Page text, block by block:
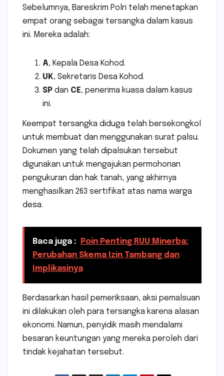
Sebelumnya, Bareskrim Polri telah menetapkan
empat orang sebagai tersangka dalam kasus
ini. Mereka adalah:
A, Kepala Desa Kohod.
UK, Sekretaris Desa Kohod.
SP dan CE, penerima kuasa dalam kasus
ini.
Keempat tersangka diduga telah bersekongkol
untuk membuat dan menggunakan surat palsu.
Dokumen yang telah dipalsukan tersebut
digunakan untuk mengajukan permohonan
pengukuran dan hak tanah, yang akhirnya
menghasilkan 263 sertifikat atas nama warga
desa.
Baca juga :
Poin Penting RUU Minerba:
Perubahan Skema Izin Tambang dan
Implikasinya
Berdasarkan hasil pemeriksaan, aksi pemalsuan
ini dilakukan oleh para tersangka karena alasan
ekonomi. Namun, penyidik masih mendalami
besaran keuntungan yang mereka peroleh dari
tindak kejahatan tersebut.